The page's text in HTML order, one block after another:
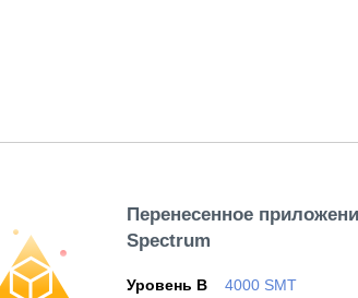
Перенесенное
Spectrum
Уровень B 4000 SMT